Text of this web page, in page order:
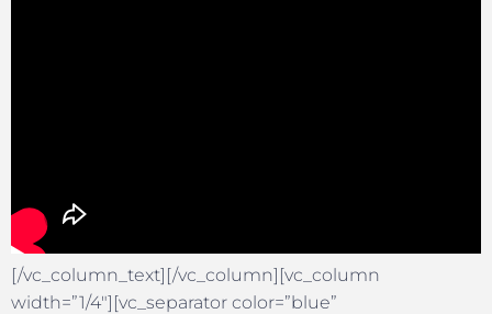
[/vc_column_text][/vc_column][vc_column
width=”1/4″][vc_separator color=”blue”